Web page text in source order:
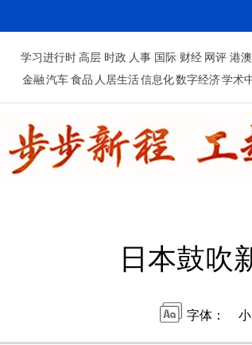
学习进行时 高层 时政 人事 国际 财经 网评 港澳
金融 汽车 食品 人居生活信息化数字经济学术
日本鼓吹
字体： 小